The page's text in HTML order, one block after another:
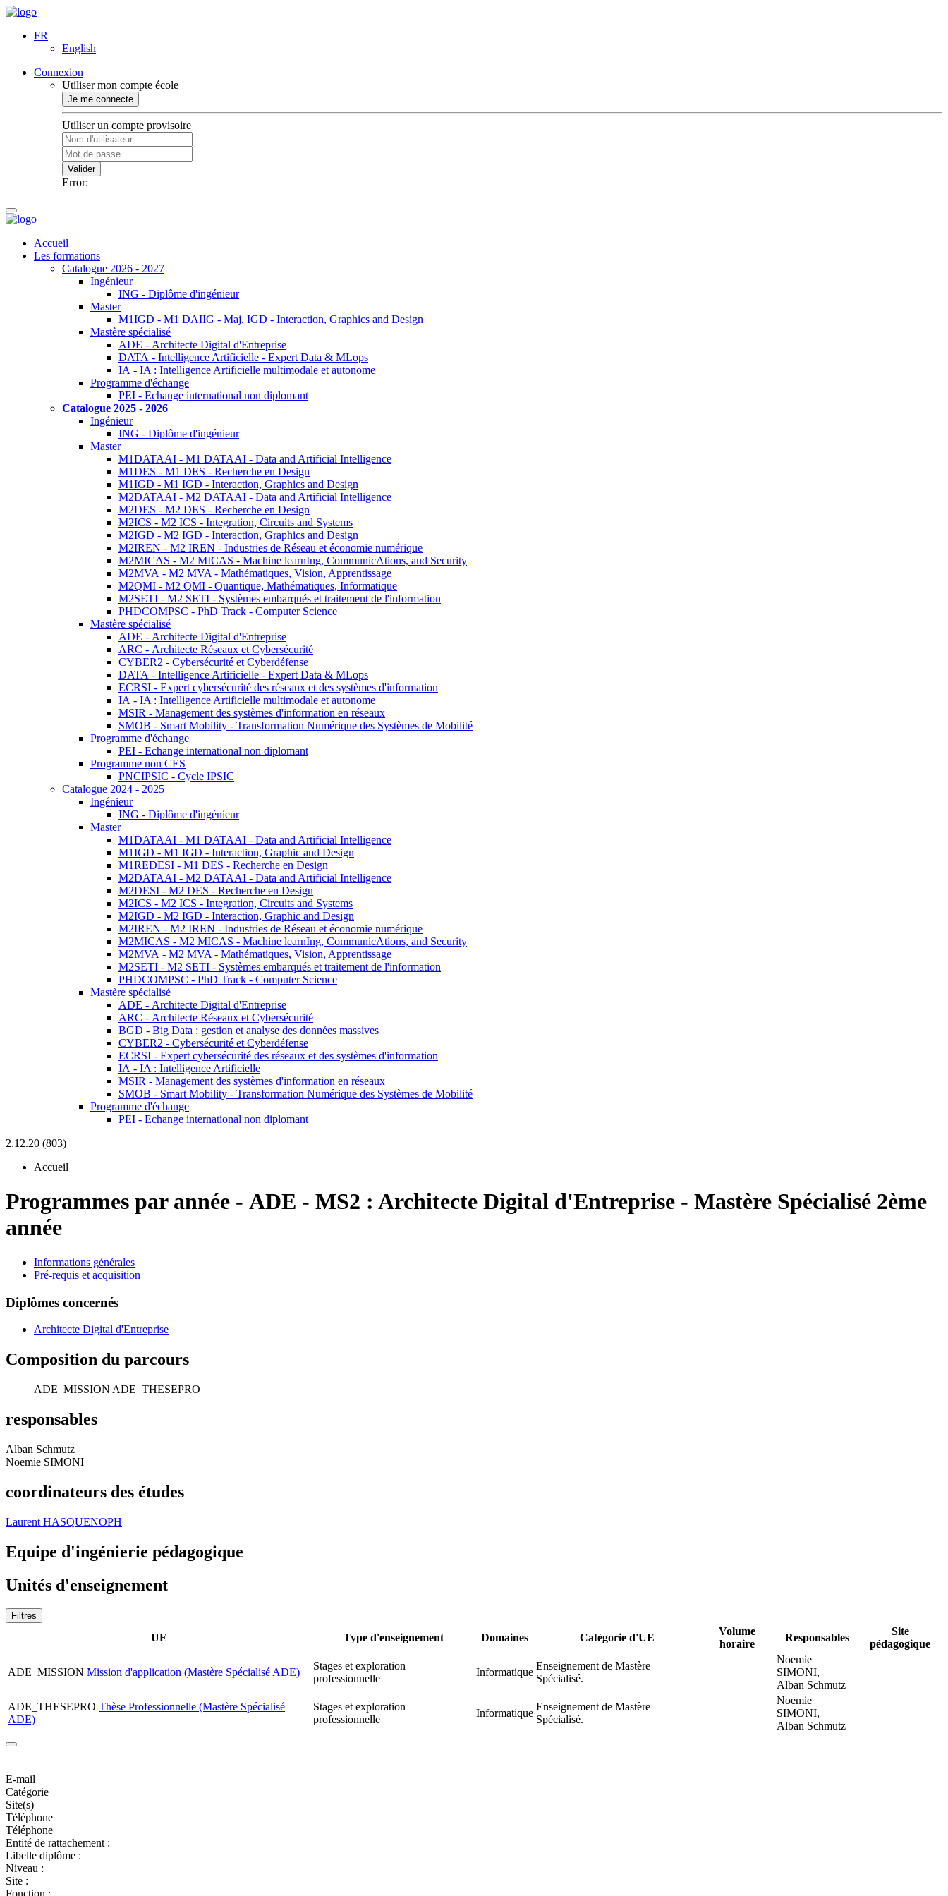
FR
English
Connexion
Utiliser mon compte école
Je me connecte
Utiliser un compte provisoire
Valider
Error:
Accueil
Les formations
Catalogue 2026 - 2027
Ingénieur
ING - Diplôme d'ingénieur
Master
M1IGD - M1 DAIIG - Maj. IGD - Interaction, Graphics and Design
Mastère spécialisé
ADE - Architecte Digital d'Entreprise
DATA - Intelligence Artificielle - Expert Data & MLops
IA - IA : Intelligence Artificielle multimodale et autonome
Programme d'échange
PEI - Echange international non diplomant
Catalogue 2025 - 2026
Ingénieur
ING - Diplôme d'ingénieur
Master
M1DATAAI - M1 DATAAI - Data and Artificial Intelligence
M1DES - M1 DES - Recherche en Design
M1IGD - M1 IGD - Interaction, Graphics and Design
M2DATAAI - M2 DATAAI - Data and Artificial Intelligence
M2DES - M2 DES - Recherche en Design
M2ICS - M2 ICS - Integration, Circuits and Systems
M2IGD - M2 IGD - Interaction, Graphics and Design
M2IREN - M2 IREN - Industries de Réseau et économie numérique
M2MICAS - M2 MICAS - Machine learnIng, CommunicAtions, and Security
M2MVA - M2 MVA - Mathématiques, Vision, Apprentissage
M2QMI - M2 QMI - Quantique, Mathématiques, Informatique
M2SETI - M2 SETI - Systèmes embarqués et traitement de l'information
PHDCOMPSC - PhD Track - Computer Science
Mastère spécialisé
ADE - Architecte Digital d'Entreprise
ARC - Architecte Réseaux et Cybersécurité
CYBER2 - Cybersécurité et Cyberdéfense
DATA - Intelligence Artificielle - Expert Data & MLops
ECRSI - Expert cybersécurité des réseaux et des systèmes d'information
IA - IA : Intelligence Artificielle multimodale et autonome
MSIR - Management des systèmes d'information en réseaux
SMOB - Smart Mobility - Transformation Numérique des Systèmes de Mobilité
Programme d'échange
PEI - Echange international non diplomant
Programme non CES
PNCIPSIC - Cycle IPSIC
Catalogue 2024 - 2025
Ingénieur
ING - Diplôme d'ingénieur
Master
M1DATAAI - M1 DATAAI - Data and Artificial Intelligence
M1IGD - M1 IGD - Interaction, Graphic and Design
M1REDESI - M1 DES - Recherche en Design
M2DATAAI - M2 DATAAI - Data and Artificial Intelligence
M2DESI - M2 DES - Recherche en Design
M2ICS - M2 ICS - Integration, Circuits and Systems
M2IGD - M2 IGD - Interaction, Graphic and Design
M2IREN - M2 IREN - Industries de Réseau et économie numérique
M2MICAS - M2 MICAS - Machine learnIng, CommunicAtions, and Security
M2MVA - M2 MVA - Mathématiques, Vision, Apprentissage
M2SETI - M2 SETI - Systèmes embarqués et traitement de l'information
PHDCOMPSC - PhD Track - Computer Science
Mastère spécialisé
ADE - Architecte Digital d'Entreprise
ARC - Architecte Réseaux et Cybersécurité
BGD - Big Data : gestion et analyse des données massives
CYBER2 - Cybersécurité et Cyberdéfense
ECRSI - Expert cybersécurité des réseaux et des systèmes d'information
IA - IA : Intelligence Artificielle
MSIR - Management des systèmes d'information en réseaux
SMOB - Smart Mobility - Transformation Numérique des Systèmes de Mobilité
Programme d'échange
PEI - Echange international non diplomant
2.12.20 (803)
Accueil
Programmes par année - ADE - MS2 : Architecte Digital d'Entreprise - Mastère Spécialisé 2ème
année
Informations générales
Pré-requis et acquisition
Diplômes concernés
Architecte Digital d'Entreprise
Composition du parcours
ADE_MISSION ADE_THESEPRO
responsables
Alban Schmutz
Noemie SIMONI
coordinateurs des études
Laurent HASQUENOPH
Equipe d'ingénierie pédagogique
Unités d'enseignement
Filtres
UE Type d'enseignement Domaines Catégorie d'UE
Volume
horaire
Responsables
Site
pédagogique
ADE_MISSION Mission d'application (Mastère Spécialisé ADE)
Stages et exploration
professionnelle
Informatique
Enseignement de Mastère
Spécialisé.
Noemie
SIMONI,
Alban Schmutz
ADE_THESEPRO Thèse Professionnelle (Mastère Spécialisé
ADE)
Stages et exploration
professionnelle
Informatique
Enseignement de Mastère
Spécialisé.
Noemie
SIMONI,
Alban Schmutz
E-mail
Catégorie
Site(s)
Téléphone
Téléphone
Entité de rattachement :
Libelle diplôme :
Niveau :
Site :